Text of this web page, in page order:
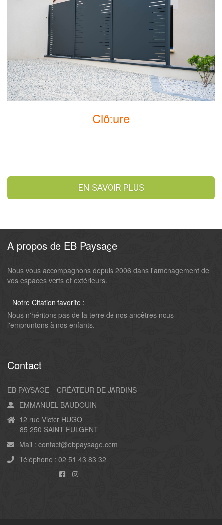
Clôture
EN SAVOIR PLUS
A propos de EB Paysage
Nous vous accompagnons depuis 2006 dans l'aménagement de
vos espaces verts et extérieurs.
Notre Citation favorite :
Nous n'héritons pas de la terre de nos ancêtres nous
l'empruntons à nos enfants.
Contact
EB PAYSAGE – CRÉATEUR DE JARDINS
EMMANUEL BAUDOUIN
12 rue Victor HUGO
85 250 SAINT FULGENT
Mail : contact@ebpaysage.com
Téléphone : 02 51 43 83 32